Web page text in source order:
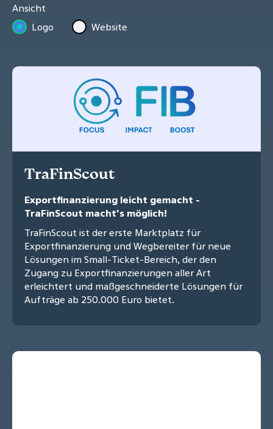
Ansicht
Logo
Website
TraFinScout
Exportfinanzierung leicht gemacht -
TraFinScout macht's möglich!
TraFinScout ist der erste Marktplatz für
Exportfinanzierung und Wegbereiter für neue
Lösungen im Small-Ticket-Bereich, der den
Zugang zu Exportfinanzierungen aller Art
erleichtert und maßgeschneiderte Lösungen für
Aufträge ab 250.000 Euro bietet.